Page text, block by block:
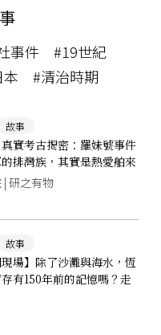
事件
#19世紀
#清治時期
故事
真實考古揭密：羅妹號事件
排灣族，其實是熱愛舶來
| 研之有物
故事
現場】除了沙灘與海水，恆
有150年前的記憶嗎？走